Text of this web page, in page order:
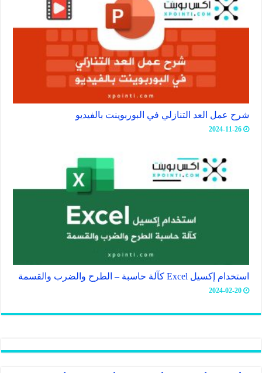
شرح عمل العد التنازلي في البوربوينت بالفيديو
2024-11-26
استخدام إكسيل Excel كآلة حاسبة – الطرح والضرب والقسمة
2024-02-20